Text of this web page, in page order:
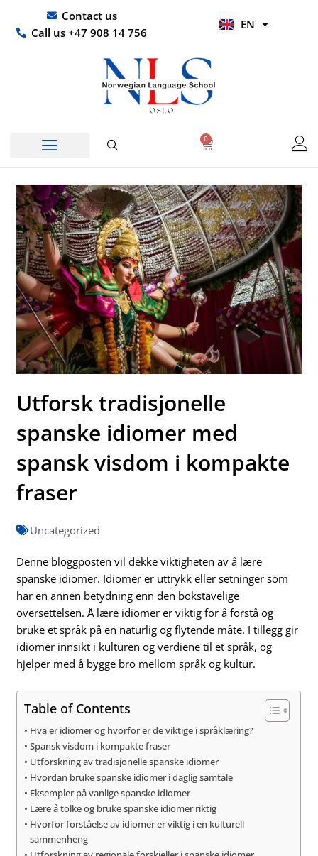
content
Contact us
Call us +47 908 14 756
EN
HI
0
Basket
Utforsk tradisjonelle
spanske idiomer med
spansk visdom i kompakte
fraser
Uncategorized
Denne bloggposten vil dekke viktigheten av å lære
spanske idiomer. Idiomer er uttrykk eller setninger som
har en annen betydning enn den bokstavelige
oversettelsen. Å lære idiomer er viktig for å forstå og
bruke et språk på en naturlig og flytende måte. I tillegg gir
idiomer innsikt i kulturen og verdiene til et språk, og
hjelper med å bygge bro mellom språk og kultur.
Table of Contents
Hva er idiomer og hvorfor er de viktige i språklæring?
Spansk visdom i kompakte fraser
Utforskning av tradisjonelle spanske idiomer
Hvordan bruke spanske idiomer i daglig samtale
Eksempler på vanlige spanske idiomer
Lære å tolke og bruke spanske idiomer riktig
Hvorfor forståelse av idiomer er viktig i en kulturell
sammenheng